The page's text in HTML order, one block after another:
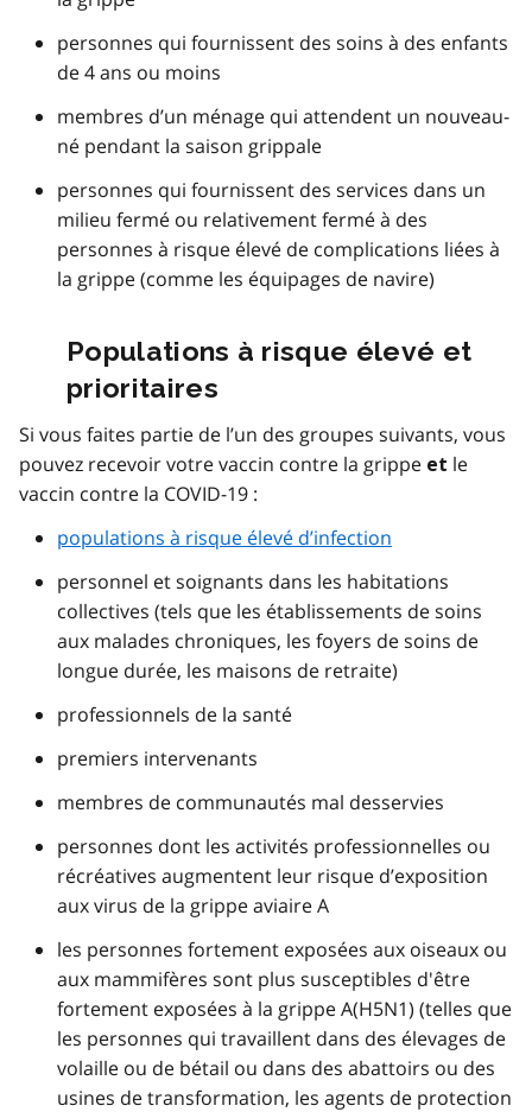
personnes qui fournissent des soins à des enfants
de 4 ans ou moins
membres d’un ménage qui attendent un nouveau-
né pendant la saison grippale
personnes qui fournissent des services dans un
milieu fermé ou relativement fermé à des
personnes à risque élevé de complications liées à
la grippe (comme les équipages de navire)
Populations à risque élevé et
prioritaires
Si vous faites partie de l’un des groupes suivants, vous
pouvez recevoir votre vaccin contre la grippe et le
vaccin contre la COVID-19 :
populations à risque élevé d’infection
personnel et soignants dans les habitations
collectives (tels que les établissements de soins
aux malades chroniques, les foyers de soins de
longue durée, les maisons de retraite)
professionnels de la santé
premiers intervenants
membres de communautés mal desservies
personnes dont les activités professionnelles ou
récréatives augmentent leur risque d’exposition
aux virus de la grippe aviaire A
les personnes fortement exposées aux oiseaux ou
aux mammifères sont plus susceptibles d'être
fortement exposées à la grippe A(H5N1) (telles que
les personnes qui travaillent dans des élevages de
volaille ou de bétail ou dans des abattoirs ou des
usines de transformation, les agents de protection